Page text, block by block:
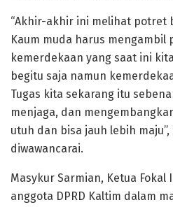
“Akhir-akhir ini melihat potret
Kaum muda harus mengambil
kemerdekaan yang saat ini
begitu saja namun
Tugas kita sekarang itu
menjaga, dan
utuh dan bisa jauh lebih
diwawancarai.
Masykur Sarmian, Ketua Fokal
anggota DPRD Kaltim dalam